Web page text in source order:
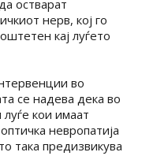
остварат
нерв, кој го
кај луѓето
во
се надева дека во
кои имаат
невропатија
така предизвикува